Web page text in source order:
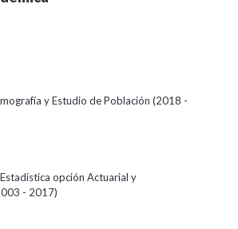
y Estudio de Población (2018 -
opción Actuarial y
- 2017)